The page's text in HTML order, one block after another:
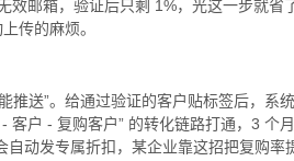
效邮箱，验证后只剩 1%，光这一步就省
传的麻烦。
推送”。给通过验证的客户贴标签后，系
客户 - 复购客户” 的转化链路打通，3 个
自动发专属折扣，某企业靠这招把复购率